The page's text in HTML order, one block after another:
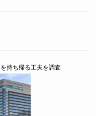
持ち帰る工夫を調査